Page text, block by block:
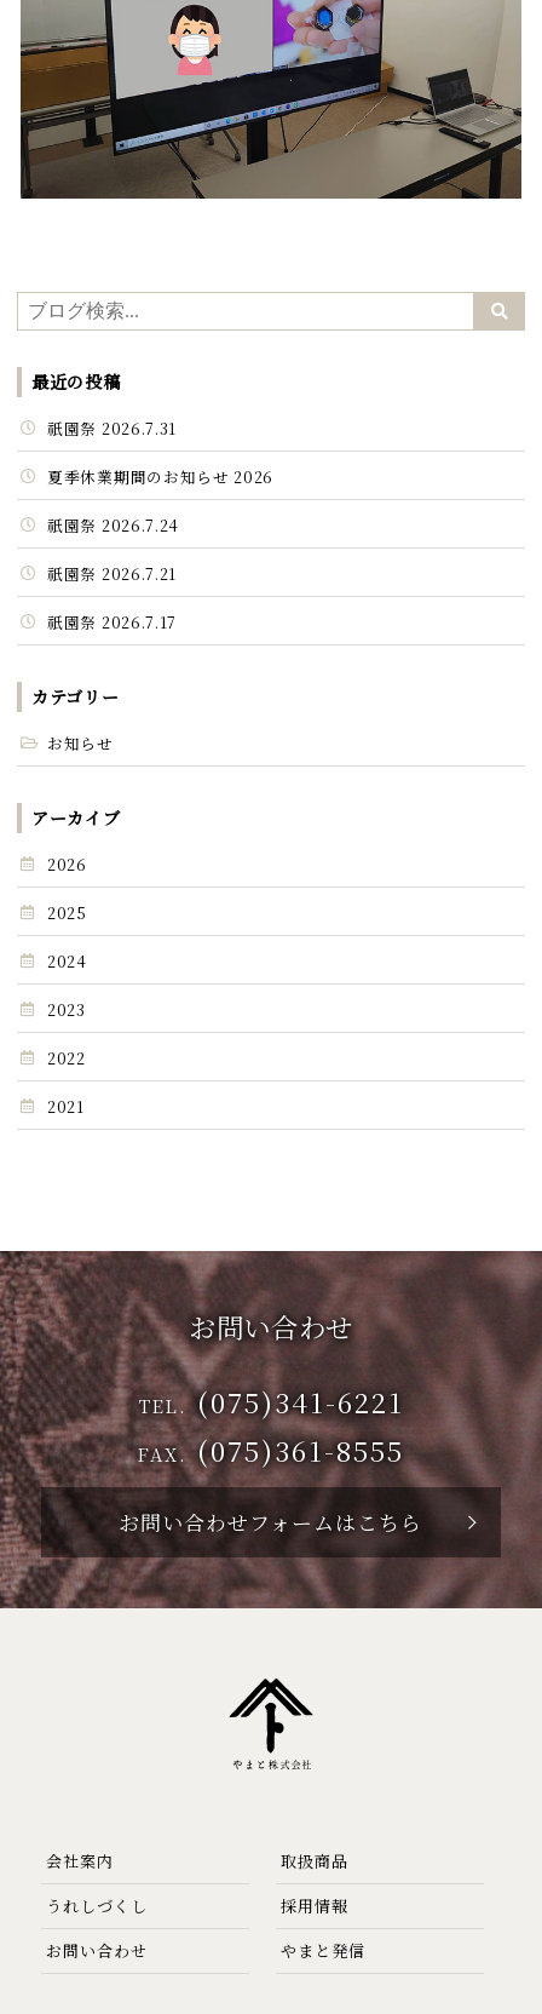
最近の投稿
祇園祭 2026.7.31
夏季休業期間のお知らせ 2026
祇園祭 2026.7.24
祇園祭 2026.7.21
祇園祭 2026.7.17
カテゴリー
お知らせ
アーカイブ
2026
2025
2024
2023
2022
2021
お問い合わせ
TEL. (075)341-6221
FAX.(075)361-8555
お問い合わせフォームはこちら
会社案内
取扱商品
うれしづくし
採用情報
お問い合わせ
やまと発信